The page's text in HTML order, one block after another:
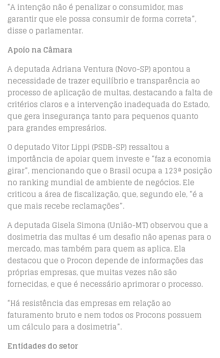
“A intenção não é penalizar o consumidor, mas
garantir que ele possa consumir de forma correta”,
disse o parlamentar.
Apoio na Câmara
A deputada Adriana Ventura (Novo-SP) apontou a
necessidade de trazer equilíbrio e transparência ao
processo de aplicação de multas, destacando a falta de
critérios claros e a intervenção inadequada do Estado,
que gera insegurança tanto para pequenos quanto
para grandes empresários.
O deputado Vitor Lippi (PSDB-SP) ressaltou a
importância de apoiar quem investe e “faz a economia
girar”, mencionando que o Brasil ocupa a 123ª posição
no ranking mundial de ambiente de negócios. Ele
criticou a área de fiscalização, que, segundo ele, “é a
que mais recebe reclamações”.
A deputada Gisela Simona (União-MT) observou que a
dosimetria das multas é um desafio não apenas para o
mercado, mas também para quem as aplica. Ela
destacou que o Procon depende de informações das
próprias empresas, que muitas vezes não são
fornecidas, e que é necessário aprimorar o processo.
“Há resistência das empresas em relação ao
faturamento bruto e nem todos os Procons possuem
um cálculo para a dosimetria”.
Entidades do setor